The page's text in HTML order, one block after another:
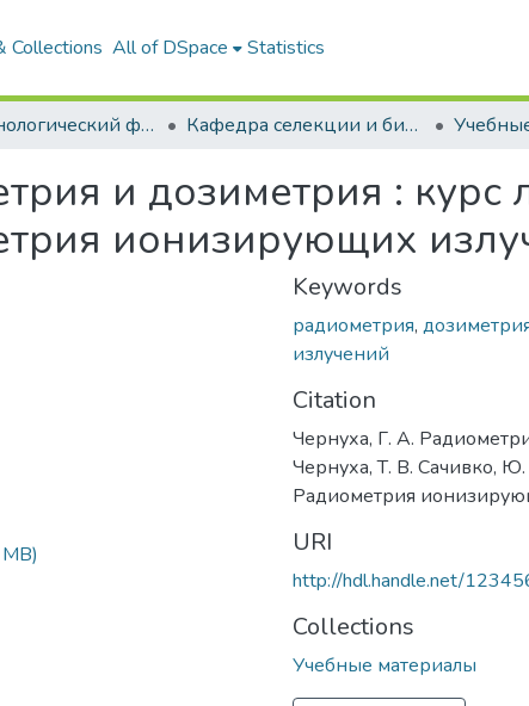
Collections All of DSpace Statistics
Агротехнологический факультет Кафедра селекции и биотехнологии растений
и дозиметрия : курс
ионизирующих
Keywords
радиометрия,
излучений
Citation
Чернуха, Г. А.
Чернуха, Т. В. Сачивко,
Радиометрия
URI
http://hdl.handle.net/
Collections
Учебные материалы